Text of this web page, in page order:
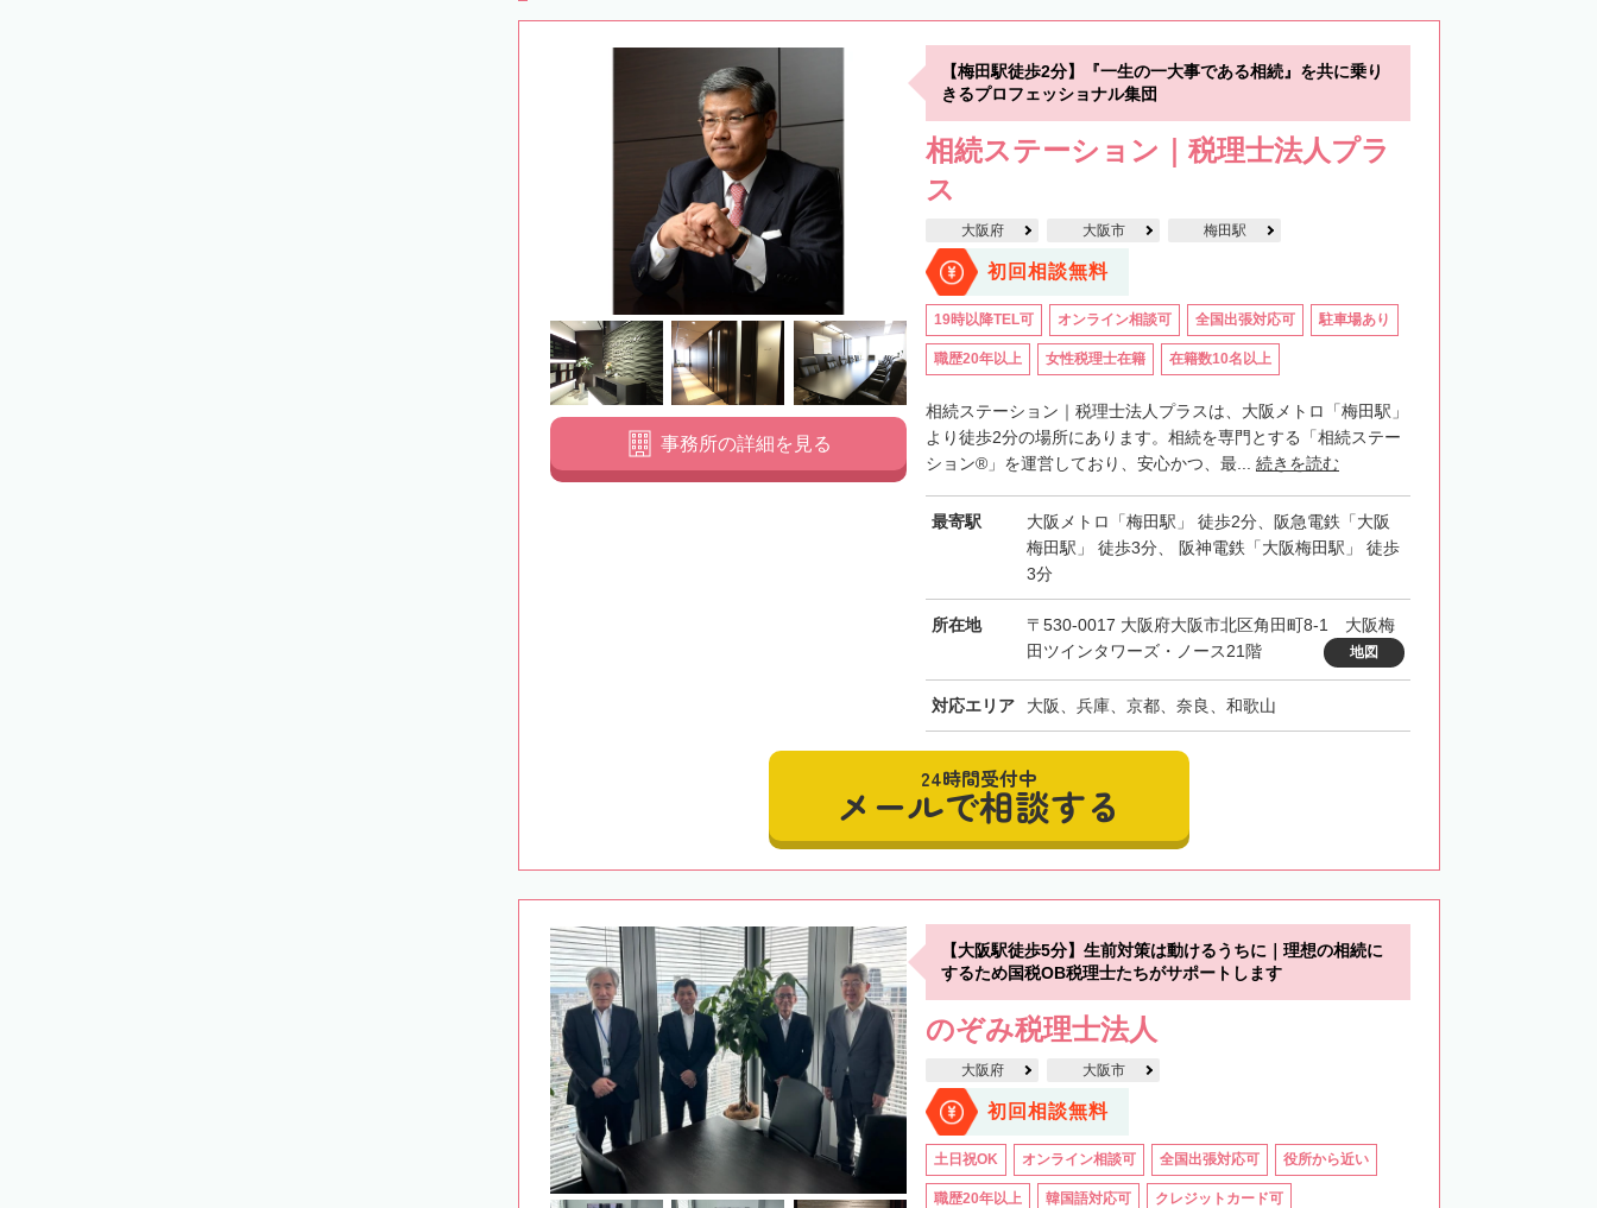
【梅田駅徒歩2分】『一生の一大事である相続』を共に乗り
きるプロフェッショナル集団
相続ステーション｜税理士法人プラ
ス
大阪府 大阪市 梅田駅
初回相談無料
19時以降TEL可 オンライン相談可 全国出張対応可 駐車場あり
職歴20年以上 女性税理士在籍 在籍数10名以上
相続ステーション｜税理士法人プラスは、大阪メトロ「梅田駅」
より徒歩2分の場所にあります。相続を専門とする「相続ステー
ション®」を運営しており、安心かつ、最... 続きを読む
最寄駅
大阪メトロ「梅田駅」 徒歩2分、阪急電鉄「大阪
梅田駅」 徒歩3分、 阪神電鉄「大阪梅田駅」 徒歩
3分
所在地
〒530-0017 大阪府大阪市北区角田町8-1 大阪梅
田ツインタワーズ・ノース21階
地図
対応エリア 大阪、兵庫、京都、奈良、和歌山
事務所の詳細を見る
24時間受付中
メールで相談する
【大阪駅徒歩5分】生前対策は動けるうちに｜理想の相続に
するため国税OB税理士たちがサポートします
のぞみ税理士法人
大阪府 大阪市
初回相談無料
土日祝OK オンライン相談可 全国出張対応可 役所から近い
職歴20年以上 韓国語対応可 クレジットカード可